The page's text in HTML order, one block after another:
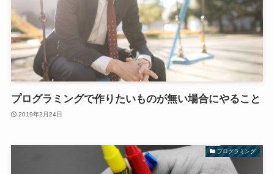
プログラミングで作りたいものが無い場合にやること
2019年2月24日
プログラミング